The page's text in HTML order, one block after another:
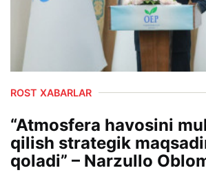
ROST XABARLAR
“Atmosfera havosini
qilish strategik
qoladi” – Narzullo